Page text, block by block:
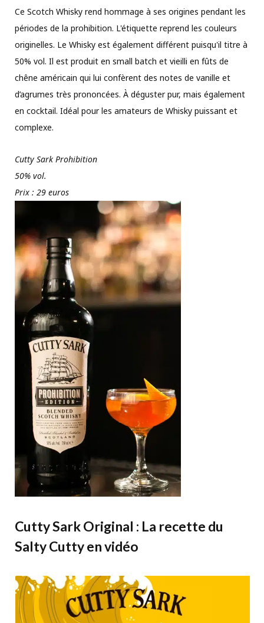
Ce Scotch Whisky rend hommage à ses origines pendant les
périodes de la prohibition. L'étiquette reprend les couleurs
originelles. Le Whisky est également différent puisqu'il titre à
50% vol. Il est produit en small batch et vieilli en fûts de
chêne américain qui lui confèrent des notes de vanille et
d’agrumes très prononcées. À déguster pur, mais également
en cocktail. Idéal pour les amateurs de Whisky puissant et
complexe.
Cutty Sark Prohibition
50% vol.
Prix : 29 euros
Cutty Sark Original : La recette du
Salty Cutty en vidéo